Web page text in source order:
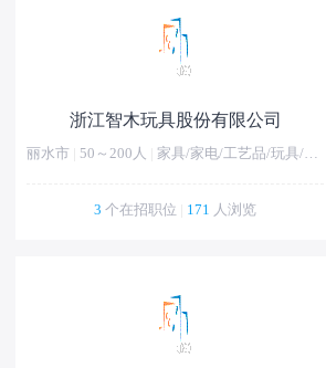
浙江智木玩具股份有限公司
丽水市 50～200人 家具/家电/工艺品/玩具/礼品
3 个在招职位 171 人浏览